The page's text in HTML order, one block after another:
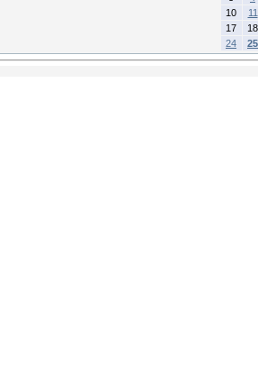
10
11
17
18
24
25